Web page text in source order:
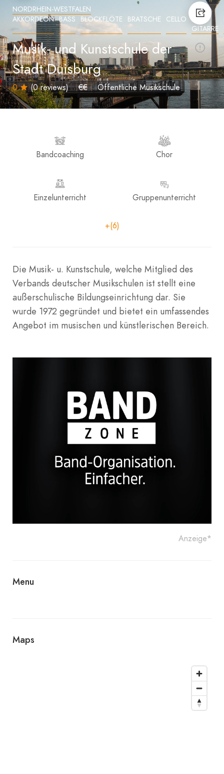
NORDRHEIN-WESTFALEN
AKKORDEON BASS BLOCKFLÖTE BRATSCHE CELLO E-
GITARRE
Musik- und Kunstschule der
Stadt Duisburg
0 (0 reviews) €€ Öffentliche Musikschule
Bandcoaching Chor
Einzelunterricht Gruppenunterricht
+(6)
Die Musik- u. Kunstschule, welche Mitglied des
Verbands deutscher Musikschulen ist stellt eine
außerschulische Bildungseinrichtung dar. Sie
wurde 1972 gegründet und bietet ein umfassendes
Angebot im musischen und künstlerischen Bereich.
Anzeige*
Menu
Maps